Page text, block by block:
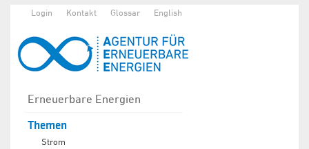
Login Kontakt Glossar English
Erneuerbare Energien
Themen
Strom